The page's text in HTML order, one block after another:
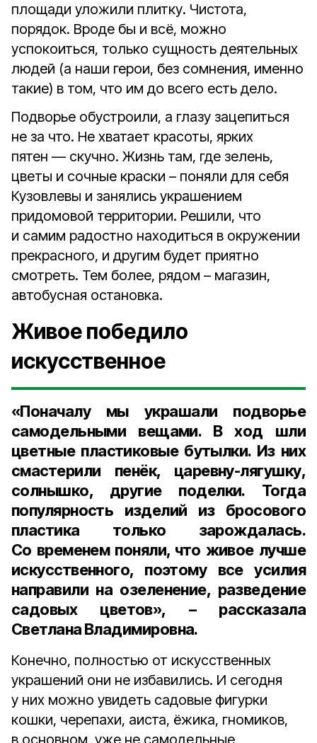
площади уложили плитку. Чистота,
порядок. Вроде бы и всё, можно
успокоиться, только сущность деятельных
людей (а наши герои, без сомнения, именно
такие) в том, что им до всего есть дело.
Подворье обустроили, а глазу зацепиться
не за что. Не хватает красоты, ярких
пятен — скучно. Жизнь там, где зелень,
цветы и сочные краски – поняли для себя
Кузовлевы и занялись украшением
придомовой территории. Решили, что
и самим радостно находиться в окружении
прекрасного, и другим будет приятно
смотреть. Тем более, рядом – магазин,
автобусная остановка.
Живое победило
искусственное
«Поначалу мы украшали подворье
самодельными вещами. В ход шли
цветные пластиковые бутылки. Из них
смастерили пенёк, царевну-лягушку,
солнышко, другие поделки. Тогда
популярность изделий из бросового
пластика только зарождалась.
Со временем поняли, что живое лучше
искусственного, поэтому все усилия
направили на озеленение, разведение
садовых цветов», – рассказала
Светлана Владимировна.
Конечно, полностью от искусственных
украшений они не избавились. И сегодня
у них можно увидеть садовые фигурки
кошки, черепахи, аиста, ёжика, гномиков,
в основном, уже не самодельные,